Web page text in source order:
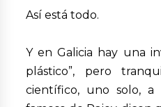
Así está todo.
Y en Galicia hay una
plástico”, pero
científico, uno solo,